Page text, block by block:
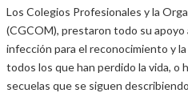
Los Colegios Profesionales y la
(CGCOM), prestaron todo su apoyo
infección para el reconocimiento y
todos los que han perdido la vida, o
secuelas que se siguen